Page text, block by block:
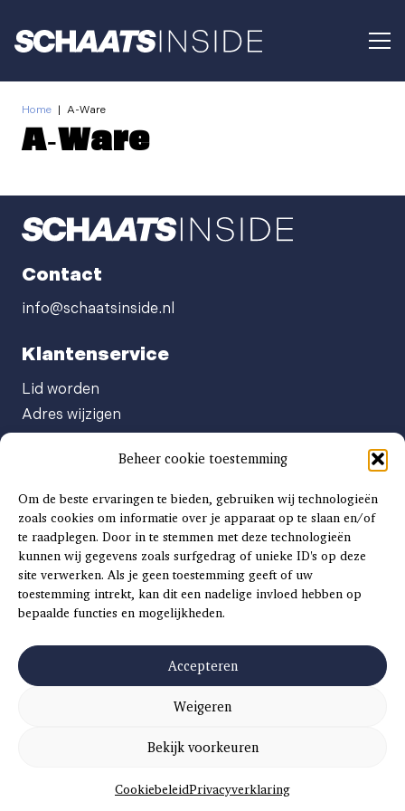
Beheer cookie toestemming
Om de beste ervaringen te bieden, gebruiken wij technologieën
zoals cookies om informatie over je apparaat op te slaan en/of
te raadplegen. Door in te stemmen met deze technologieën
kunnen wij gegevens zoals surfgedrag of unieke ID's op deze
site verwerken. Als je geen toestemming geeft of uw
toestemming intrekt, kan dit een nadelige invloed hebben op
bepaalde functies en mogelijkheden.
Accepteren
Weigeren
Bekijk voorkeuren
CookiebeleidPrivacyverklaring
Home | A-Ware
A-Ware
Contact
info@schaatsinside.nl
Klantenservice
Lid worden
Adres wijzigen
Abonnement opzeggen
Afgeven automatische incasso
Factuur betalen
Klachtenformulier
Overige vragen
Adverteren
Advertentie Tariefkaart 2025
SITEMAP|ALGEMENE VOORWAARDEN
PRIVACYVERKLARING
CONCEPT EN REALISATIEDIVITES WEBWERK